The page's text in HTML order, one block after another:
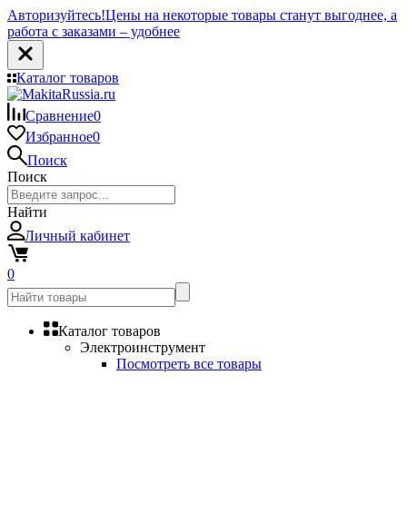
Авторизуйтесь!Цены на некоторые товары станут выгоднее, а
работа с заказами – удобнее
Каталог товаров
Сравнение0
Избранное0
Поиск
Поиск
Найти
Личный кабинет
0
Каталог товаров
Электроинструмент
Посмотреть все товары